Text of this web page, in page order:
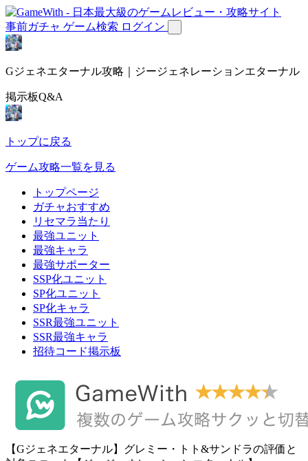
事前ガチャ ゲーム検索 ログイン
Gジェネエターナル攻略｜ジージェネレーションエターナル
掲示板Q&A
トップに戻る
ゲーム攻略一覧を見る
トップページ
ガチャおすすめ
リセマラ当たり
最強ユニット
最強キャラ
最強サポーター
SSP化ユニット
SP化ユニット
SP化キャラ
SSR最強ユニット
SSR最強キャラ
招待コード掲示板
【Gジェネエターナル】グレミー・トト&サンドラの評価と